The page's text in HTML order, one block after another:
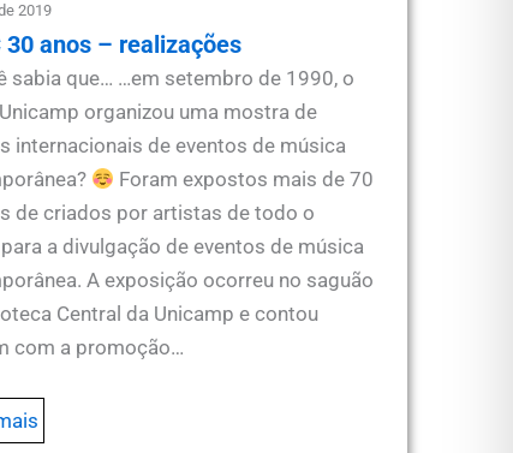
2019
30 anos – realizações
sabia que… …em setembro de 1990, o
organizou uma mostra de
internacionais de eventos de música
Foram expostos mais de 70
de criados por artistas de todo o
a divulgação de eventos de música
A exposição ocorreu no saguão
Central da Unicamp e contou
com a promoção…